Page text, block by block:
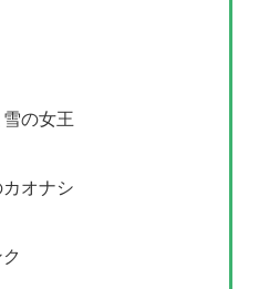
の女王
オナシ